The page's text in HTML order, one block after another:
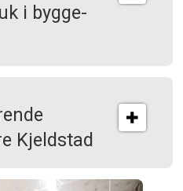
i bygge­
Kjeldstad